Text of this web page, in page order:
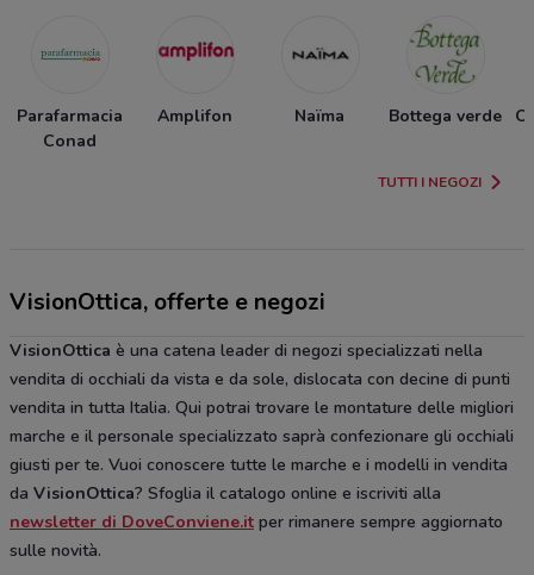
Parafarmacia
Conad
Amplifon Naïma Bottega verde
TUTTI I NEGOZI
VisionOttica, offerte e negozi
VisionOttica è una catena leader di negozi specializzati nella
vendita di occhiali da vista e da sole, dislocata con decine di punti
vendita in tutta Italia. Qui potrai trovare le montature delle migliori
marche e il personale specializzato saprà confezionare gli occhiali
giusti per te. Vuoi conoscere tutte le marche e i modelli in vendita
da VisionOttica? Sfoglia il catalogo online e iscriviti alla
newsletter di DoveConviene.it per rimanere sempre aggiornato
sulle novità.